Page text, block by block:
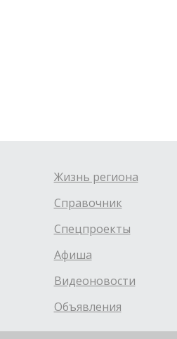
Жизнь региона
Справочник
Спецпроекты
Афиша
Видеоновости
Объявления